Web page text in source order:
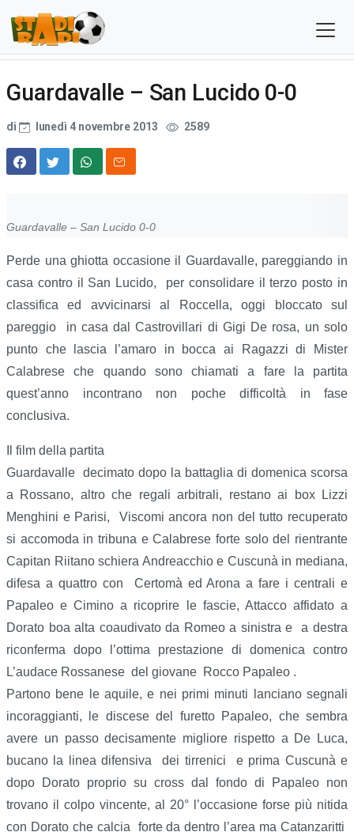
Guardavalle – San Lucido 0-0
di lunedì 4 novembre 2013 2589
Guardavalle – San Lucido 0-0
Perde una ghiotta occasione il Guardavalle, pareggiando in
casa contro il San Lucido, per consolidare il terzo posto in
classifica ed avvicinarsi al Roccella, oggi bloccato sul
pareggio in casa dal Castrovillari di Gigi De rosa, un solo
punto che lascia l’amaro in bocca ai Ragazzi di Mister
Calabrese che quando sono chiamati a fare la partita
quest’anno incontrano non poche difficoltà in fase
conclusiva.
Il film della partita
Guardavalle decimato dopo la battaglia di domenica scorsa
a Rossano, altro che regali arbitrali, restano ai box Lizzi
Menghini e Parisi, Viscomi ancora non del tutto recuperato
si accomoda in tribuna e Calabrese forte solo del rientrante
Capitan Riitano schiera Andreacchio e Cuscunà in mediana,
difesa a quattro con Certomà ed Arona a fare i centrali e
Papaleo e Cimino a ricoprire le fascie, Attacco affidato a
Dorato boa alta coaudivato da Romeo a sinistra e a destra
riconferma dopo l’ottima prestazione di domenica contro
L’audace Rossanese del giovane Rocco Papaleo .
Partono bene le aquile, e nei primi minuti lanciano segnali
incoraggianti, le discese del furetto Papaleo, che sembra
avere un passo decisamente migliore rispetto a De Luca,
bucano la linea difensiva dei tirrenici e prima Cuscunà e
dopo Dorato proprio su cross dal fondo di Papaleo non
trovano il colpo vincente, al 20° l’occasione forse più nitida
con Dorato che calcia forte da dentro l’area ma Catanzaritti